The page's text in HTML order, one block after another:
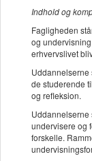
Indhold og
Fagligheden
og
erhvervslivet
de studerende
og refleksion.
undervisere og
forskelle.